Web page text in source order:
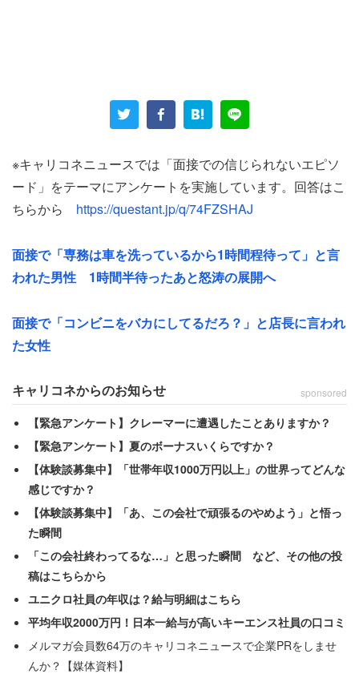
社員が入ってきたのだった。
「『面接担当の〇〇です。で、応募動機は？』『新しいこ
とを始めるより今までやってきた仕事のほうがいいんじゃ
ないですか？』謝罪も笑顔のひとつもなくまるでやりたく
前職より給料が安くなるといった答えづらい質問に対して
性社員が気遣うかのように会話に入ってくれたというが、
高圧的な男性社員にバッサリ切られていたそう。社内でも
は一向に引かず、ついに男性社員の限界がきたようだ。結
末を次のように明かした。
「怯まず笑顔でハッキリ答える私に限界がきたのか『向い
てないと思います』と言われ『私もそう思います。ありが
とうございました』と笑顔で退室してやりました。あんな
男性社員が管理職なんて本気で終わってる会社です」
出だしの件と言い、男性社員には端から採用する気がなか
ったのでは……と思えてしまう。しかしどんな裏事情があ
るにせよ、オンライン面接とはいえ気軽に呼ばないで欲し
かっただろう。
※キャリコネニュースでは「面接での信じられないエピソ
ード」をテーマにアンケートを実施しています。回答はこ
ちらから https://questant.jp/q/74FZSHAJ
面接で「専務は車を洗っているから1時間程待って」と言
われた男性 1時間半待ったあと怒涛の展開へ
面接で「コンビニをバカにしてるだろ？」と店長に言われ
た女性
キャリコネからのお知らせ sponsored
【緊急アンケート】クレーマーに遭遇したことありますか？
【緊急アンケート】夏のボーナスいくらですか？
【体験談募集中】「世帯年収1000万円以上」の世界ってどんな
感じですか？
【体験談募集中】「あ、この会社で頑張るのやめよう」と悟っ
た瞬間
「この会社終わってるな…」と思った瞬間 など、その他の投
稿はこちらから
ユニクロ社員の年収は？給与明細はこちら
平均年収2000万円！日本一給与が高いキーエンス社員の口コミ
メルマガ会員数64万のキャリコネニュースで企業PRをしませ
んか？【媒体資料】